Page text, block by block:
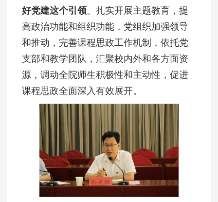
好党建这个引领。扎实开展主题教育，提
高政治功能和组织功能，党组织加强领导
和推动，完善课程思政工作机制，依托党
支部和教学团队，汇聚校内外和各方面资
源，调动全院师生积极性和主动性，促进
课程思政全面深入有效展开。